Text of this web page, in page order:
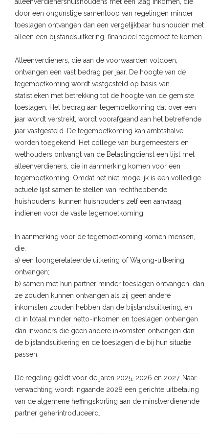
door een ongunstige samenloop van regelingen minder
toeslagen ontvangen dan een vergelijkbaar huishouden met
alleen een bijstandsuitkering, financieel tegemoet te komen.
Alleenverdieners, die aan de voorwaarden voldoen,
ontvangen een vast bedrag per jaar. De hoogte van de
tegemoetkoming wordt vastgesteld op basis van
statistieken met betrekking tot de hoogte van de gemiste
toeslagen. Het bedrag aan tegemoetkoming dat over een
jaar wordt verstrekt, wordt voorafgaand aan het betreffende
jaar vastgesteld. De tegemoetkoming kan ambtshalve
worden toegekend. Het college van burgemeesters en
wethouders ontvangt van de Belastingdienst een lijst met
alleenverdieners, die in aanmerking komen voor een
tegemoetkoming. Omdat het niet mogelijk is een volledige
actuele lijst samen te stellen van rechthebbende
huishoudens, kunnen huishoudens zelf een aanvraag
indienen voor de vaste tegemoetkoming.
In aanmerking voor de tegemoetkoming komen mensen,
die:
a) een loongerelateerde uitkering of Wajong-uitkering
ontvangen;
b) samen met hun partner minder toeslagen ontvangen, dan
ze zouden kunnen ontvangen als zij geen andere
inkomsten zouden hebben dan de bijstandsuitkering; en
c) in totaal minder netto-inkomen en toeslagen ontvangen
dan inwoners die geen andere inkomsten ontvangen dan
de bijstandsuitkering en de toeslagen die bij hun situatie
passen.
De regeling geldt voor de jaren 2025, 2026 en 2027. Naar
verwachting wordt ingaande 2028 een gerichte uitbetaling
van de algemene heffingskorting aan de minstverdienende
partner geherintroduceerd.